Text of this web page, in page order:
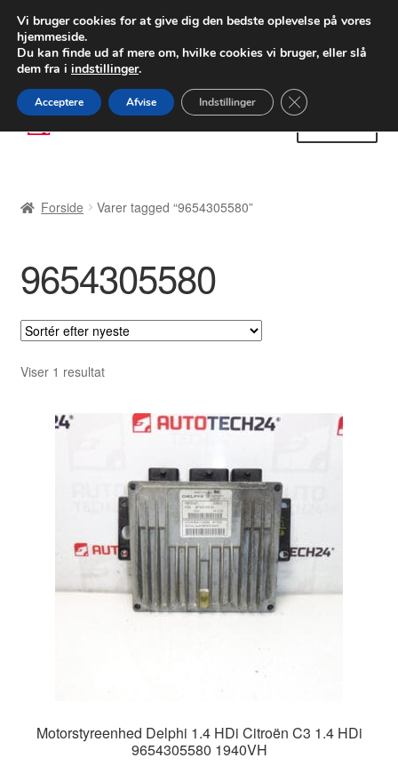
LEVERING fra 55 kr.
FEDEX verdensomspændende forsendelse
80 82 72 02
Spring
til
Spring
til
Betalinger
Kasse
Klage
Klageprocedure
Kontakte
Min Konto
Om os
Forside Varer tagged “9654305580”
9654305580
Viser 1 resultat
Motorstyreenhed Delphi 1.4 HDi Citroën C3 1.4 HDi
9654305580 1940VH
Vi bruger cookies for at give dig den bedste oplevelse på vores
hjemmeside.
Du kan finde ud af mere om, hvilke cookies vi bruger, eller slå
dem fra i indstillinger.
Acceptere Afvise Indstillinger Close GDPR